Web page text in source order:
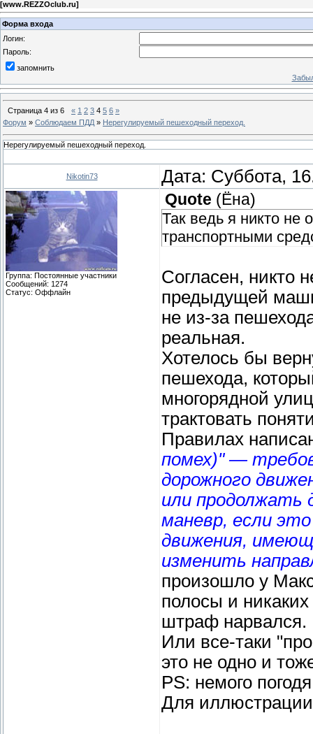
[www.REZZOclub.ru]
Форма входа
Логин:
Пароль:
запомнить
Страница 4 из 6 « 1 2 3 4 5 6 »
Форум » Соблюдаем ПДД » Нерегулируемый пешеходный переход.
Нерегулируемый пешеходный переход.
Nikotin73 Дата: Суббота,
Группа: Постоянные участники
Сообщений: 1274
Статус: Оффлайн
Quote (Ёна)
Так ведь я никто не
транспортными
Согласен, никто
предыдущей
не из-за
реальная.
Хотелось бы
пешехода,
многорядной
трактовать
Правилах
помех)" —
дорожного
или продолжать
маневр, если
движения,
изменить
произошло у
полосы и
штраф нарвался.
Или все-таки
это не одно и
PS: немого
Для